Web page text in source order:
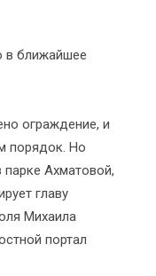
в ближайшее
ограждение, и
порядок. Но
Ахматовой,
главу
Михаила
портал